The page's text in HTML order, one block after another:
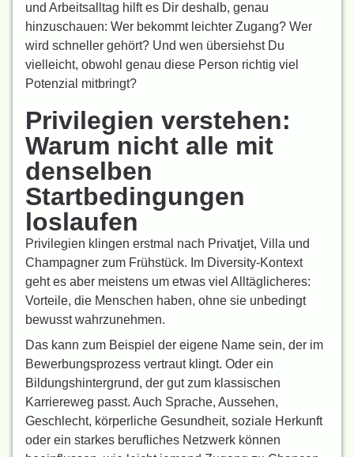
und Arbeitsalltag hilft es Dir deshalb, genau
hinzuschauen: Wer bekommt leichter Zugang? Wer
wird schneller gehört? Und wen übersiehst Du
vielleicht, obwohl genau diese Person richtig viel
Potenzial mitbringt?
Privilegien verstehen:
Warum nicht alle mit
denselben
Startbedingungen
loslaufen
Privilegien klingen erstmal nach Privatjet, Villa und
Champagner zum Frühstück. Im Diversity-Kontext
geht es aber meistens um etwas viel Alltäglicheres:
Vorteile, die Menschen haben, ohne sie unbedingt
bewusst wahrzunehmen.
Das kann zum Beispiel der eigene Name sein, der im
Bewerbungsprozess vertraut klingt. Oder ein
Bildungshintergrund, der gut zum klassischen
Karriereweg passt. Auch Sprache, Aussehen,
Geschlecht, körperliche Gesundheit, soziale Herkunft
oder ein starkes berufliches Netzwerk können